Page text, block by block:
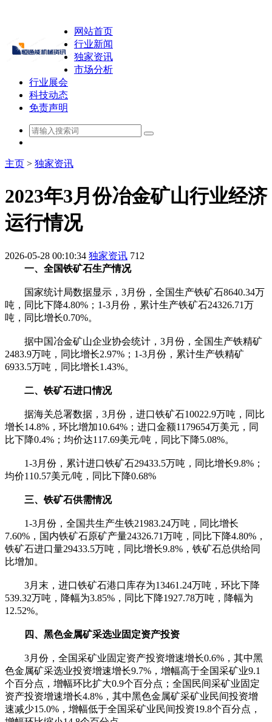
网站首页
行业新闻
独家资讯
市场分析
行业展会
科技动态
免责声明
主页 > 独家资讯
2023年3月份冶金矿山行业经济
运行情况
2026-05-28 00:10:34 独家资讯 712
一、全国铁矿石生产情况
国家统计局数据显示，3月份，全国生产铁矿石8640.34万
吨，同比下降4.80%；1-3月份，累计生产铁矿石24326.71万
吨，同比增长0.70%。
据中国冶金矿山企业协会统计，3月份，全国生产铁精矿
2483.9万吨，同比增长2.97%；1-3月份，累计生产铁精矿
6933.5万吨，同比增长1.43%。
二、铁矿石进口情况
据海关总署数据，3月份，进口铁矿石10022.9万吨，同比
增长14.8%，环比增加10.64%；进口金额1179654万美元，同
比下降0.4%；均价达117.69美元/吨，同比下降5.08%。
1-3月份，累计进口铁矿石29433.5万吨，同比增长9.8%；
均价110.57美元/吨，同比下降0.68%
三、铁矿石供需情况
1-3月份，全国共生产生铁21983.24万吨，同比增长
7.60%，国内铁矿石原矿产量24326.71万吨，同比下降4.80%，
铁矿石进口量29433.5万吨，同比增长9.8%，铁矿石总供给同
比增加。
3月末，进口铁矿石港口库存为13461.24万吨，环比下降
539.32万吨，降幅为3.85%，同比下降1927.78万吨，降幅为
12.52%。
四、黑色金属矿采选业固定资产投资
3月份，全国采矿业固定资产投资增速增长0.6%，其中黑
色金属矿采选业投资增速增长9.7%，增幅高于全国采矿业9.1
个百分点，增幅环比扩大0.9个百分点；全国民间采矿业固定
资产投资增速增长4.8%，其中黑色金属矿采矿业民间投资增
速减少15.0%，增幅低于全国采矿业民间投资19.8个百分点，